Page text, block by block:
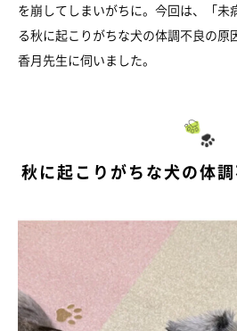
を崩してしまいがちに。今回は、「未
る秋に起こりがちな犬の体調不良の
香月先生に伺いました。
秋に起こりがちな犬の体